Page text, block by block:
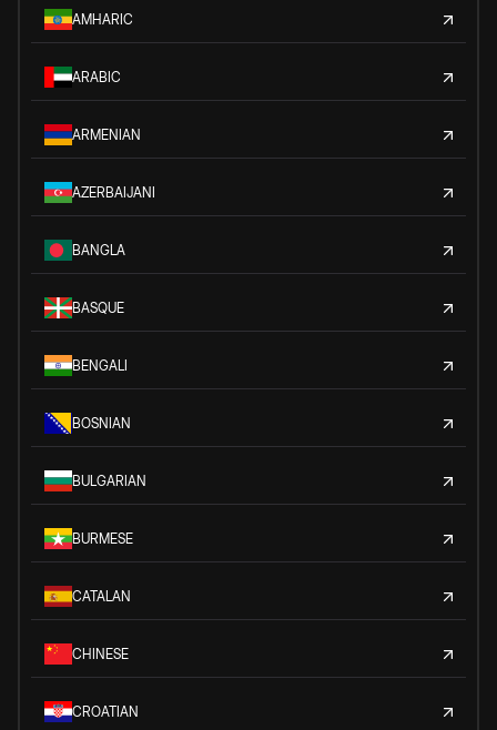
AMHARIC
ARABIC
ARMENIAN
AZERBAIJANI
BANGLA
BASQUE
BENGALI
BOSNIAN
BULGARIAN
BURMESE
CATALAN
CHINESE
CROATIAN